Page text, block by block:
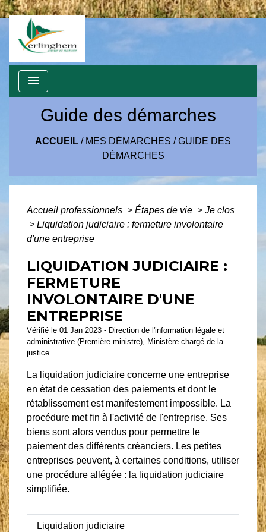
menu
Guide des démarches
ACCUEIL / MES DÉMARCHES /GUIDE DES
DÉMARCHES
Accueil professionnels > Étapes de vie > Je clos
> Liquidation judiciaire : fermeture involontaire
d'une entreprise
LIQUIDATION JUDICIAIRE :
FERMETURE
INVOLONTAIRE D'UNE
ENTREPRISE
Vérifié le 01 Jan 2023 - Direction de l'information légale et
administrative (Première ministre), Ministère chargé de la
justice
La liquidation judiciaire concerne une entreprise
en état de cessation des paiements et dont le
rétablissement est manifestement impossible. La
procédure met fin à l'activité de l'entreprise. Ses
biens sont alors vendus pour permettre le
paiement des différents créanciers. Les petites
entreprises peuvent, à certaines conditions, utiliser
une procédure allégée : la liquidation judiciaire
simplifiée.
Liquidation judiciaire